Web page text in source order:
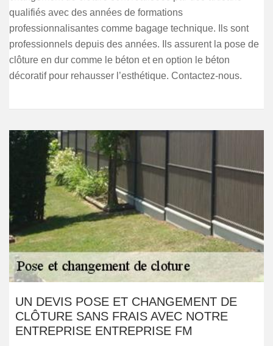
qualifiés avec des années de formations
professionnalisantes comme bagage technique. Ils sont
professionnels depuis des années. Ils assurent la pose de
clôture en dur comme le béton et en option le béton
décoratif pour rehausser l’esthétique. Contactez-nous.
UN DEVIS POSE ET CHANGEMENT DE
CLÔTURE SANS FRAIS AVEC NOTRE
ENTREPRISE ENTREPRISE FM